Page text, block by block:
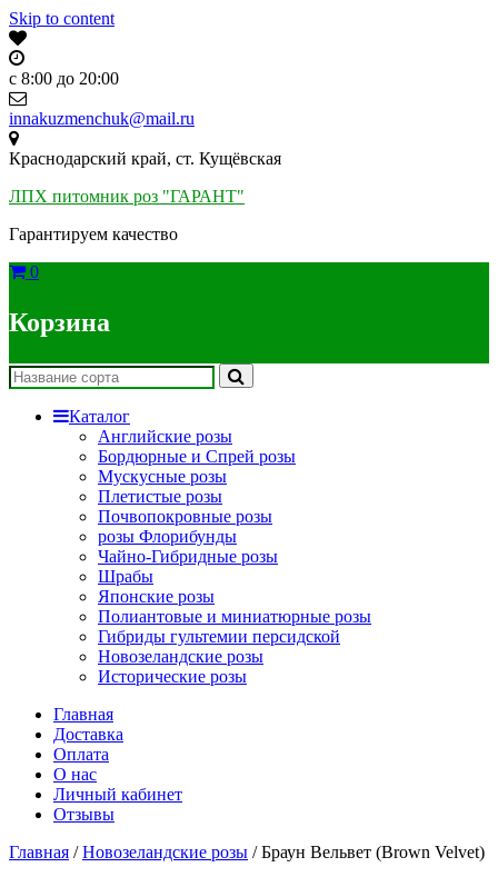
Skip to content
c 8:00 до 20:00
innakuzmenchuk@mail.ru
Краснодарский край, ст. Кущёвская
ЛПХ питомник роз "ГАРАНТ"
Гарантируем качество
0
Корзина
Каталог
Английские розы
Бордюрные и Спрей розы
Мускусные розы
Плетистые розы
Почвопокровные розы
розы Флорибунды
Чайно-Гибридные розы
Шрабы
Японские розы
Полиантовые и миниатюрные розы
Гибриды гультемии персидской
Новозеландские розы
Исторические розы
Главная
Доставка
Оплата
О нас
Личный кабинет
Отзывы
Главная /Новозеландские розы / Браун Вельвет (Brown Velvet)